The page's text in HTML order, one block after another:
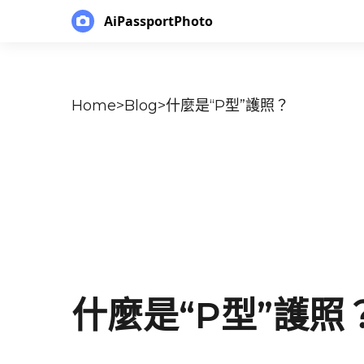
AiPassportPhoto
Home>Blog>什麼是“P型”護照？
什麼是“P型”護照